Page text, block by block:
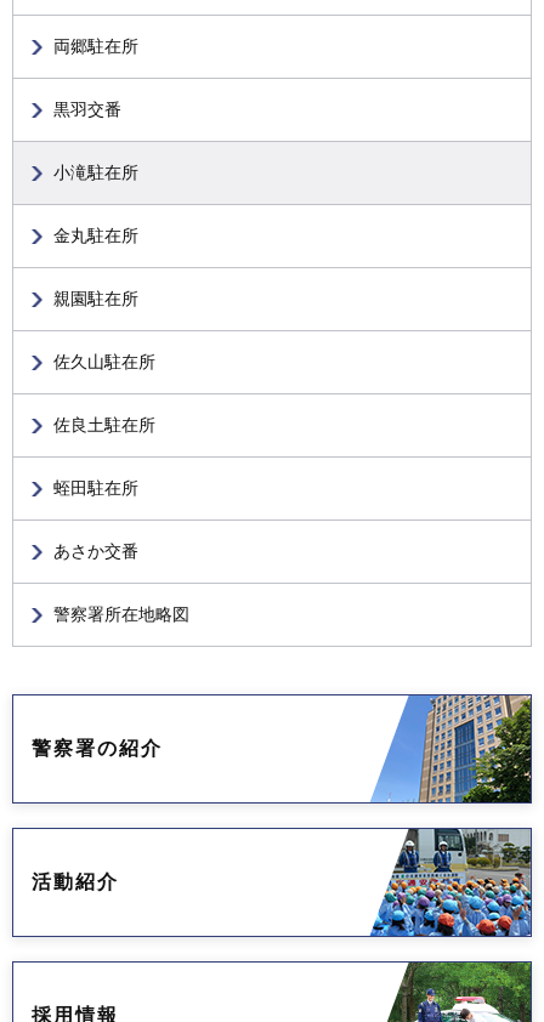
両郷駐在所
黒羽交番
小滝駐在所
金丸駐在所
親園駐在所
佐久山駐在所
佐良土駐在所
蛭田駐在所
あさか交番
警察署所在地略図
警察署の紹介
活動紹介
採用情報